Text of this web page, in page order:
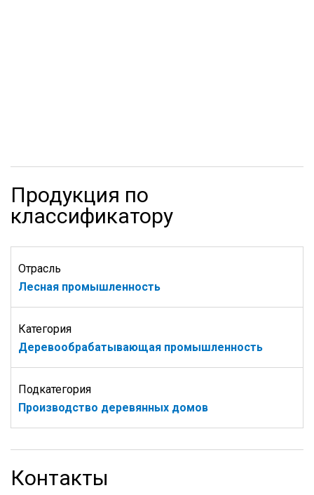
Продукция по
классификатору
Отрасль
Лесная промышленность
Категория
Деревообрабатывающая промышленность
Подкатегория
Производство деревянных домов
Контакты